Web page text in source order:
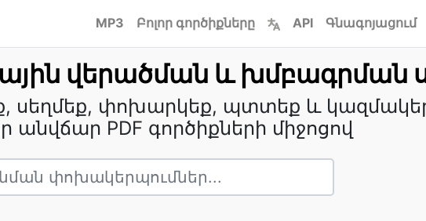
MP3 Բոլոր գործիքները API Գնագոյացում
վերածման և խմբագրման
սեղմեք, փոխարկեք, պտտեք և
անվճար PDF գործիքների միջոցով